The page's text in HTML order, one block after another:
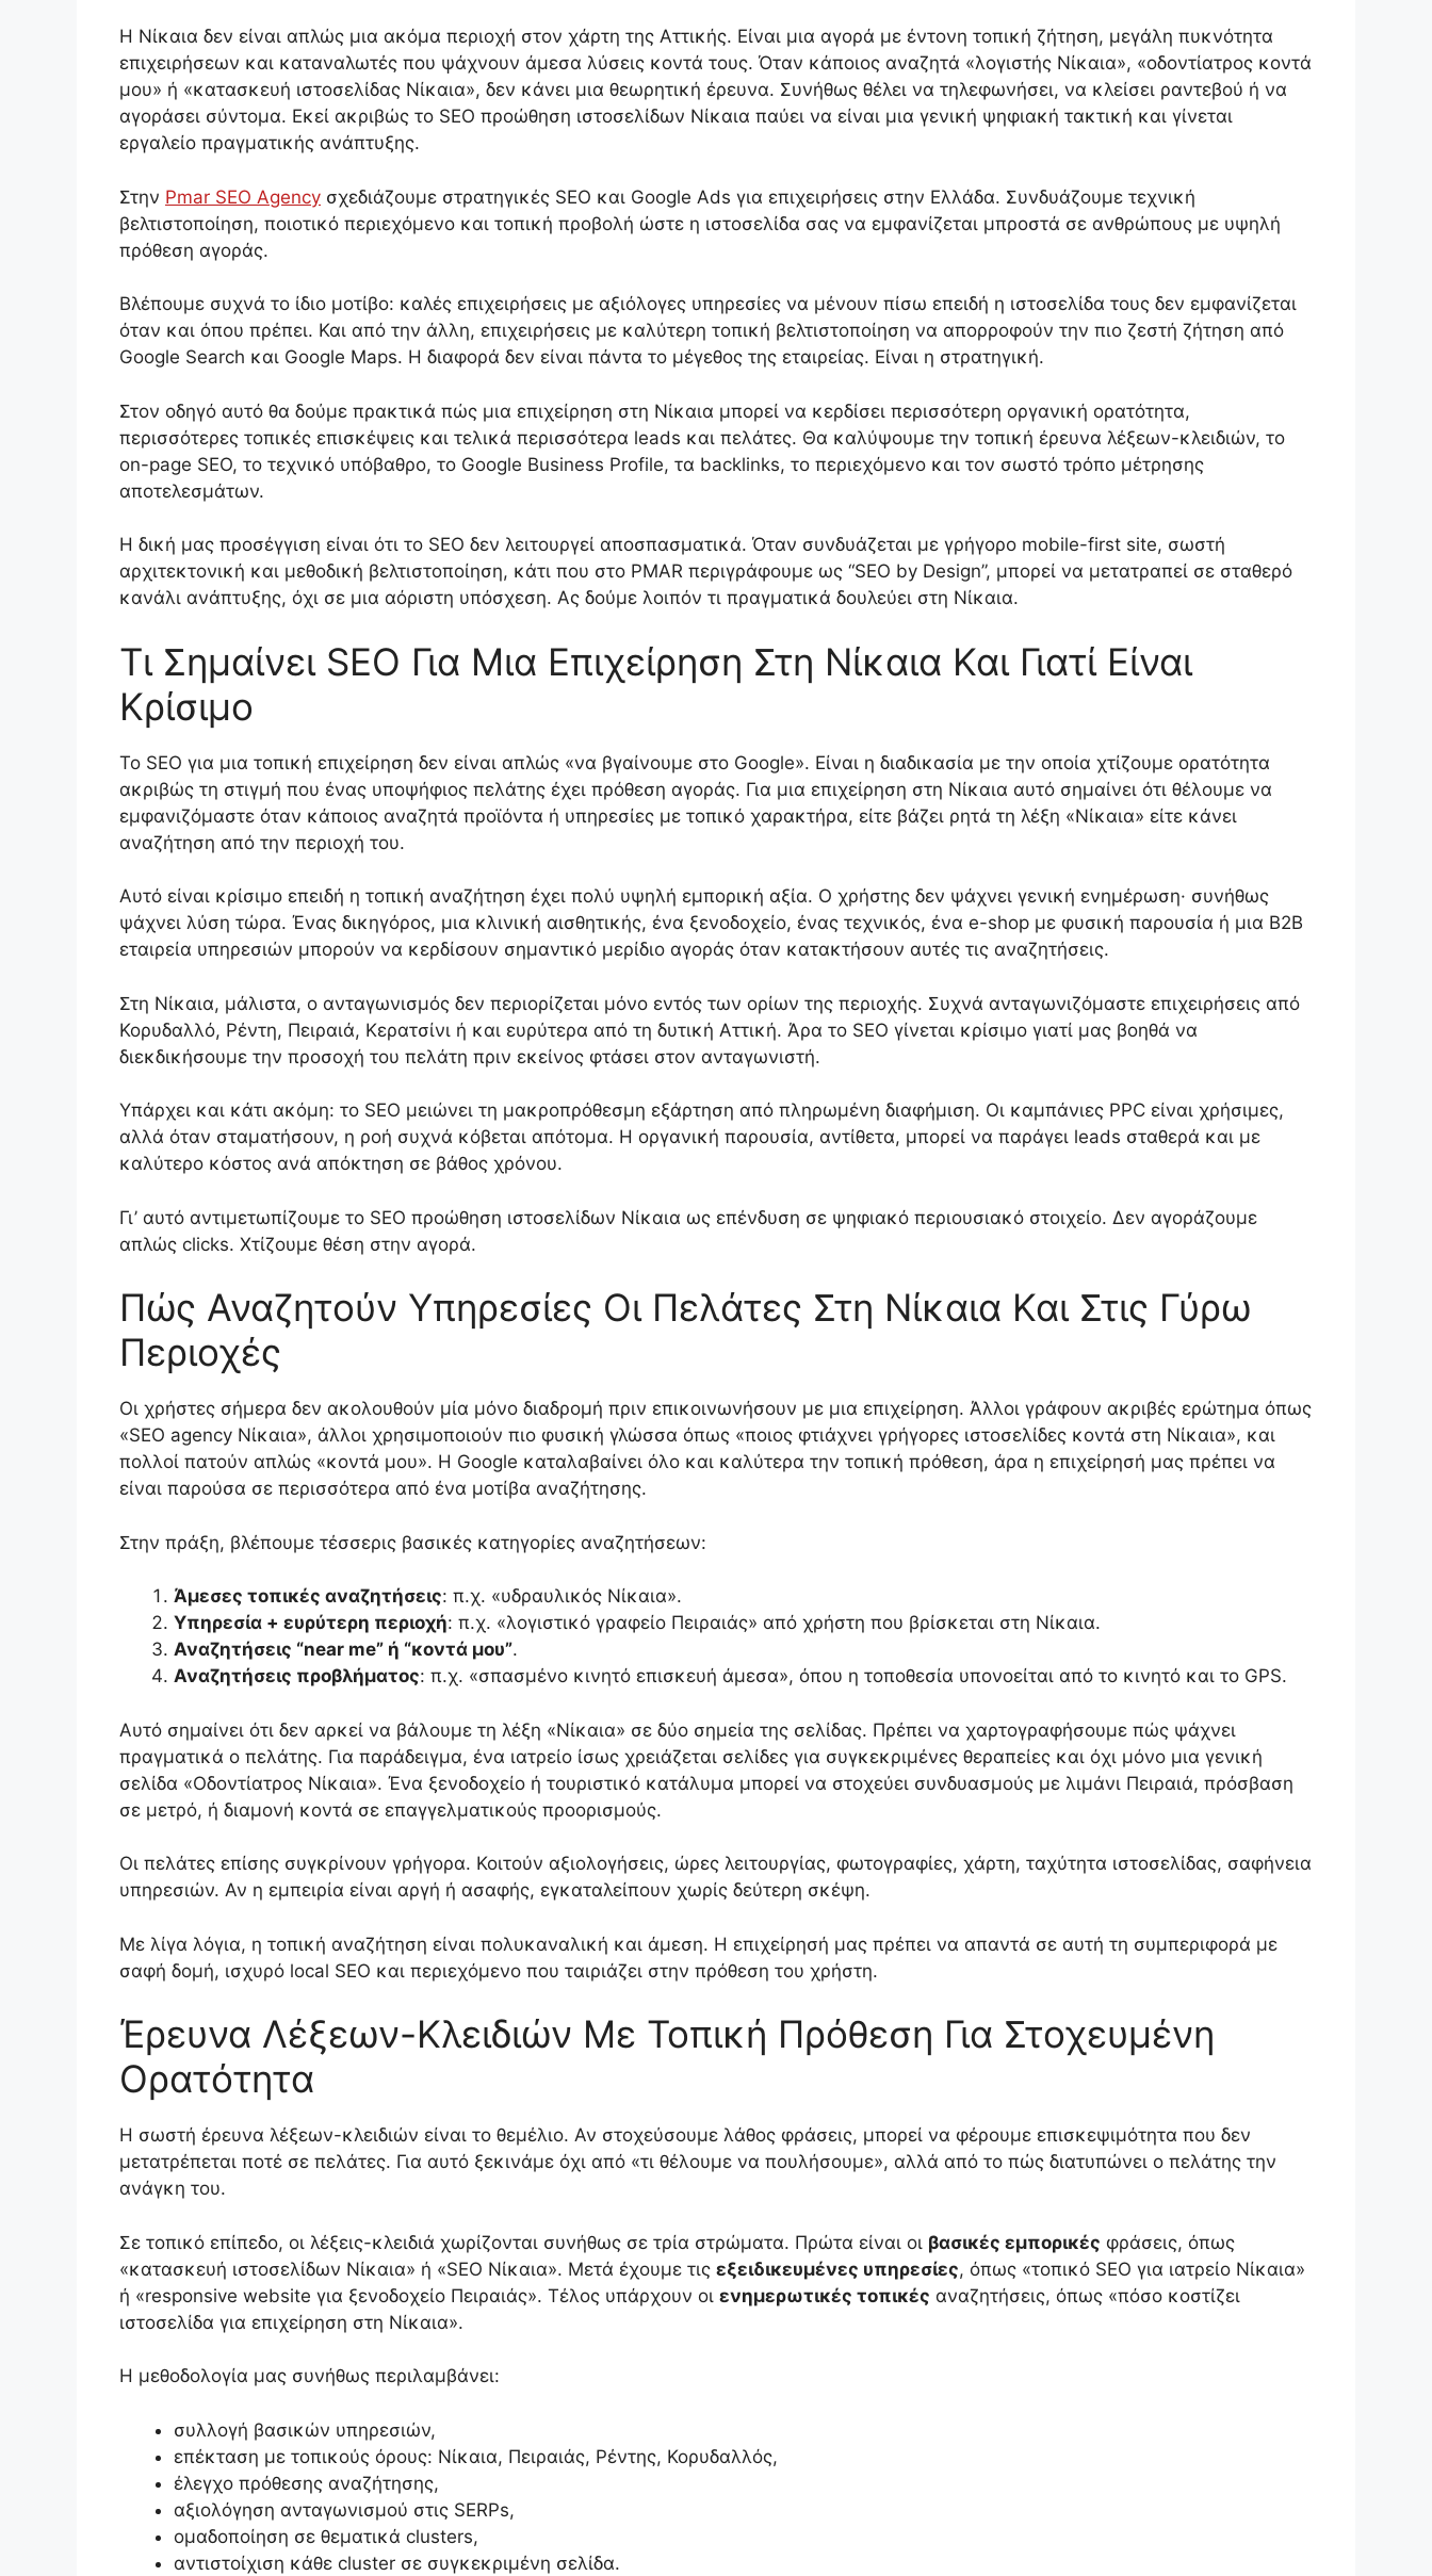
Η Νίκαια δεν είναι απλώς μια ακόμα περιοχή στον χάρτη της Αττικής. Είναι μια αγορά με έντονη τοπική ζήτηση, μεγάλη πυκνότητα
επιχειρήσεων και καταναλωτές που ψάχνουν άμεσα λύσεις κοντά τους. Όταν κάποιος αναζητά «λογιστής Νίκαια», «οδοντίατρος κοντά
μου» ή «κατασκευή ιστοσελίδας Νίκαια», δεν κάνει μια θεωρητική έρευνα. Συνήθως θέλει να τηλεφωνήσει, να κλείσει ραντεβού ή να
αγοράσει σύντομα. Εκεί ακριβώς το SEO προώθηση ιστοσελίδων Νίκαια παύει να είναι μια γενική ψηφιακή τακτική και γίνεται
εργαλείο πραγματικής ανάπτυξης.
Στην Pmar SEO Agency σχεδιάζουμε στρατηγικές SEO και Google Ads για επιχειρήσεις στην Ελλάδα. Συνδυάζουμε τεχνική
βελτιστοποίηση, ποιοτικό περιεχόμενο και τοπική προβολή ώστε η ιστοσελίδα σας να εμφανίζεται μπροστά σε ανθρώπους με υψηλή
πρόθεση αγοράς.
Βλέπουμε συχνά το ίδιο μοτίβο: καλές επιχειρήσεις με αξιόλογες υπηρεσίες να μένουν πίσω επειδή η ιστοσελίδα τους δεν εμφανίζεται
όταν και όπου πρέπει. Και από την άλλη, επιχειρήσεις με καλύτερη τοπική βελτιστοποίηση να απορροφούν την πιο ζεστή ζήτηση από
Google Search και Google Maps. Η διαφορά δεν είναι πάντα το μέγεθος της εταιρείας. Είναι η στρατηγική.
Στον οδηγό αυτό θα δούμε πρακτικά πώς μια επιχείρηση στη Νίκαια μπορεί να κερδίσει περισσότερη οργανική ορατότητα,
περισσότερες τοπικές επισκέψεις και τελικά περισσότερα leads και πελάτες. Θα καλύψουμε την τοπική έρευνα λέξεων-κλειδιών, το
on-page SEO, το τεχνικό υπόβαθρο, το Google Business Profile, τα backlinks, το περιεχόμενο και τον σωστό τρόπο μέτρησης
αποτελεσμάτων.
Η δική μας προσέγγιση είναι ότι το SEO δεν λειτουργεί αποσπασματικά. Όταν συνδυάζεται με γρήγορο mobile-first site, σωστή
αρχιτεκτονική και μεθοδική βελτιστοποίηση, κάτι που στο PMAR περιγράφουμε ως “SEO by Design”, μπορεί να μετατραπεί σε σταθερό
κανάλι ανάπτυξης, όχι σε μια αόριστη υπόσχεση. Ας δούμε λοιπόν τι πραγματικά δουλεύει στη Νίκαια.
Τι Σημαίνει SEO Για Μια Επιχείρηση Στη Νίκαια Και Γιατί Είναι
Κρίσιμο
Το SEO για μια τοπική επιχείρηση δεν είναι απλώς «να βγαίνουμε στο Google». Είναι η διαδικασία με την οποία χτίζουμε ορατότητα
ακριβώς τη στιγμή που ένας υποψήφιος πελάτης έχει πρόθεση αγοράς. Για μια επιχείρηση στη Νίκαια αυτό σημαίνει ότι θέλουμε να
εμφανιζόμαστε όταν κάποιος αναζητά προϊόντα ή υπηρεσίες με τοπικό χαρακτήρα, είτε βάζει ρητά τη λέξη «Νίκαια» είτε κάνει
αναζήτηση από την περιοχή του.
Αυτό είναι κρίσιμο επειδή η τοπική αναζήτηση έχει πολύ υψηλή εμπορική αξία. Ο χρήστης δεν ψάχνει γενική ενημέρωση· συνήθως
ψάχνει λύση τώρα. Ένας δικηγόρος, μια κλινική αισθητικής, ένα ξενοδοχείο, ένας τεχνικός, ένα e-shop με φυσική παρουσία ή μια B2B
εταιρεία υπηρεσιών μπορούν να κερδίσουν σημαντικό μερίδιο αγοράς όταν κατακτήσουν αυτές τις αναζητήσεις.
Στη Νίκαια, μάλιστα, ο ανταγωνισμός δεν περιορίζεται μόνο εντός των ορίων της περιοχής. Συχνά ανταγωνιζόμαστε επιχειρήσεις από
Κορυδαλλό, Ρέντη, Πειραιά, Κερατσίνι ή και ευρύτερα από τη δυτική Αττική. Άρα το SEO γίνεται κρίσιμο γιατί μας βοηθά να
διεκδικήσουμε την προσοχή του πελάτη πριν εκείνος φτάσει στον ανταγωνιστή.
Υπάρχει και κάτι ακόμη: το SEO μειώνει τη μακροπρόθεσμη εξάρτηση από πληρωμένη διαφήμιση. Οι καμπάνιες PPC είναι χρήσιμες,
αλλά όταν σταματήσουν, η ροή συχνά κόβεται απότομα. Η οργανική παρουσία, αντίθετα, μπορεί να παράγει leads σταθερά και με
καλύτερο κόστος ανά απόκτηση σε βάθος χρόνου.
Γι’ αυτό αντιμετωπίζουμε το SEO προώθηση ιστοσελίδων Νίκαια ως επένδυση σε ψηφιακό περιουσιακό στοιχείο. Δεν αγοράζουμε
απλώς clicks. Χτίζουμε θέση στην αγορά.
Πώς Αναζητούν Υπηρεσίες Οι Πελάτες Στη Νίκαια Και Στις Γύρω
Περιοχές
Οι χρήστες σήμερα δεν ακολουθούν μία μόνο διαδρομή πριν επικοινωνήσουν με μια επιχείρηση. Άλλοι γράφουν ακριβές ερώτημα όπως
«SEO agency Νίκαια», άλλοι χρησιμοποιούν πιο φυσική γλώσσα όπως «ποιος φτιάχνει γρήγορες ιστοσελίδες κοντά στη Νίκαια», και
πολλοί πατούν απλώς «κοντά μου». Η Google καταλαβαίνει όλο και καλύτερα την τοπική πρόθεση, άρα η επιχείρησή μας πρέπει να
είναι παρούσα σε περισσότερα από ένα μοτίβα αναζήτησης.
Στην πράξη, βλέπουμε τέσσερις βασικές κατηγορίες αναζητήσεων:
Άμεσες τοπικές αναζητήσεις: π.χ. «υδραυλικός Νίκαια».
Υπηρεσία + ευρύτερη περιοχή: π.χ. «λογιστικό γραφείο Πειραιάς» από χρήστη που βρίσκεται στη Νίκαια.
Αναζητήσεις “near me” ή “κοντά μου”.
Αναζητήσεις προβλήματος: π.χ. «σπασμένο κινητό επισκευή άμεσα», όπου η τοποθεσία υπονοείται από το κινητό και το GPS.
Αυτό σημαίνει ότι δεν αρκεί να βάλουμε τη λέξη «Νίκαια» σε δύο σημεία της σελίδας. Πρέπει να χαρτογραφήσουμε πώς ψάχνει
πραγματικά ο πελάτης. Για παράδειγμα, ένα ιατρείο ίσως χρειάζεται σελίδες για συγκεκριμένες θεραπείες και όχι μόνο μια γενική
σελίδα «Οδοντίατρος Νίκαια». Ένα ξενοδοχείο ή τουριστικό κατάλυμα μπορεί να στοχεύει συνδυασμούς με λιμάνι Πειραιά, πρόσβαση
σε μετρό, ή διαμονή κοντά σε επαγγελματικούς προορισμούς.
Οι πελάτες επίσης συγκρίνουν γρήγορα. Κοιτούν αξιολογήσεις, ώρες λειτουργίας, φωτογραφίες, χάρτη, ταχύτητα ιστοσελίδας, σαφήνεια
υπηρεσιών. Αν η εμπειρία είναι αργή ή ασαφής, εγκαταλείπουν χωρίς δεύτερη σκέψη.
Με λίγα λόγια, η τοπική αναζήτηση είναι πολυκαναλική και άμεση. Η επιχείρησή μας πρέπει να απαντά σε αυτή τη συμπεριφορά με
σαφή δομή, ισχυρό local SEO και περιεχόμενο που ταιριάζει στην πρόθεση του χρήστη.
Έρευνα Λέξεων-Κλειδιών Με Τοπική Πρόθεση Για Στοχευμένη
Ορατότητα
Η σωστή έρευνα λέξεων-κλειδιών είναι το θεμέλιο. Αν στοχεύσουμε λάθος φράσεις, μπορεί να φέρουμε επισκεψιμότητα που δεν
μετατρέπεται ποτέ σε πελάτες. Για αυτό ξεκινάμε όχι από «τι θέλουμε να πουλήσουμε», αλλά από το πώς διατυπώνει ο πελάτης την
ανάγκη του.
Σε τοπικό επίπεδο, οι λέξεις-κλειδιά χωρίζονται συνήθως σε τρία στρώματα. Πρώτα είναι οι βασικές εμπορικές φράσεις, όπως
«κατασκευή ιστοσελίδων Νίκαια» ή «SEO Νίκαια». Μετά έχουμε τις εξειδικευμένες υπηρεσίες, όπως «τοπικό SEO για ιατρείο Νίκαια»
ή «responsive website για ξενοδοχείο Πειραιάς». Τέλος υπάρχουν οι ενημερωτικές τοπικές αναζητήσεις, όπως «πόσο κοστίζει
ιστοσελίδα για επιχείρηση στη Νίκαια».
Η μεθοδολογία μας συνήθως περιλαμβάνει:
συλλογή βασικών υπηρεσιών,
επέκταση με τοπικούς όρους: Νίκαια, Πειραιάς, Ρέντης, Κορυδαλλός,
έλεγχο πρόθεσης αναζήτησης,
αξιολόγηση ανταγωνισμού στις SERPs,
ομαδοποίηση σε θεματικά clusters,
αντιστοίχιση κάθε cluster σε συγκεκριμένη σελίδα.